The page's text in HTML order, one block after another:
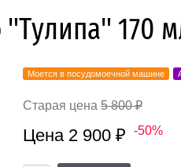
170
Моется в посудомоечной машине
Старая цена 5 800 ₽
Цена 2 900 ₽ -50%